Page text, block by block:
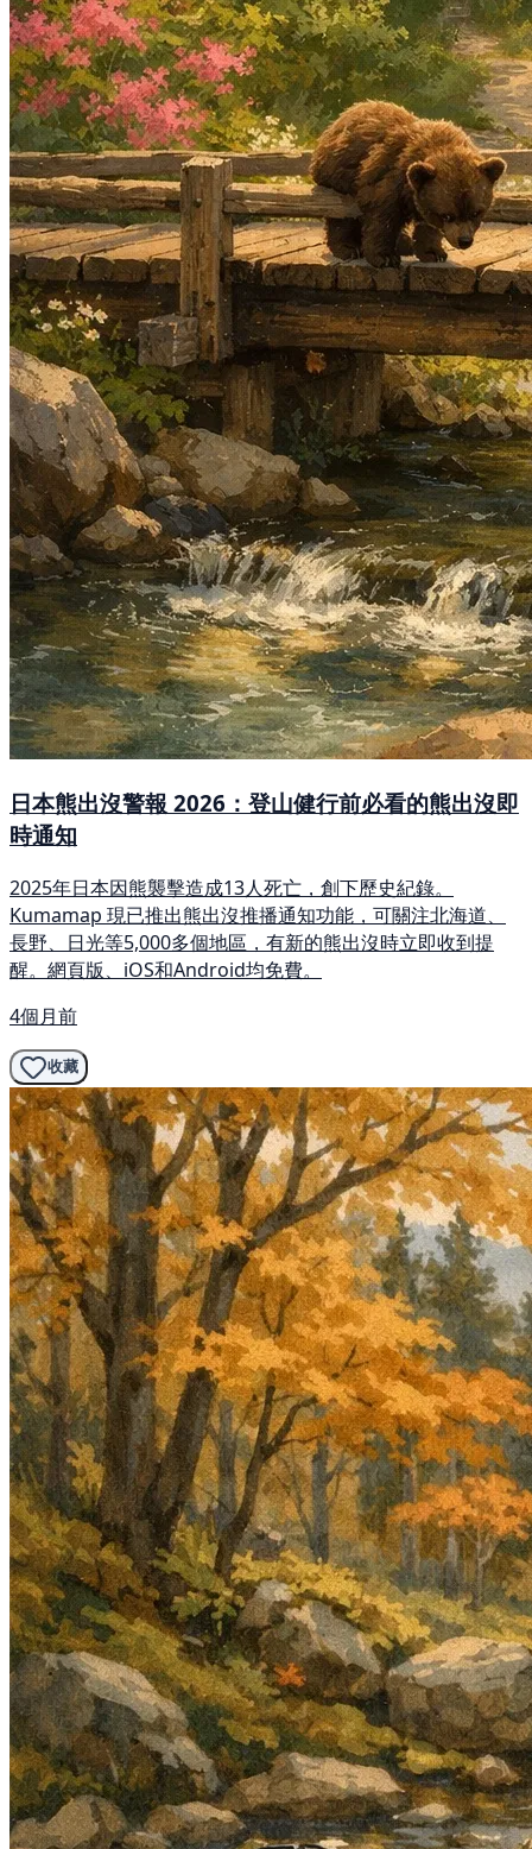
日本熊出沒警報 2026：登山健行前必看的熊出沒即
時通知
2025年日本因熊襲擊造成13人死亡，創下歷史紀錄。
Kumamap 現已推出熊出沒推播通知功能，可關注北海道、
長野、日光等5,000多個地區，有新的熊出沒時立即收到提
醒。網頁版、iOS和Android均免費。
4個月前
收藏